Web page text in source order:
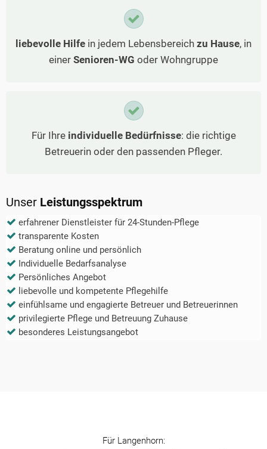
liebevolle Hilfe in jedem Lebensbereich zu Hause, in
einer Senioren-WG oder Wohngruppe
Für Ihre individuelle Bedürfnisse: die richtige
Betreuerin oder den passenden Pfleger.
Unser Leistungsspektrum
erfahrener Dienstleister für 24-Stunden-Pflege
transparente Kosten
Beratung online und persönlich
Individuelle Bedarfsanalyse
Persönliches Angebot
liebevolle und kompetente Pflegehilfe
einfühlsame und engagierte Betreuer und Betreuerinnen
privilegierte Pflege und Betreuung Zuhause
besonderes Leistungsangebot
Für Langenhorn: